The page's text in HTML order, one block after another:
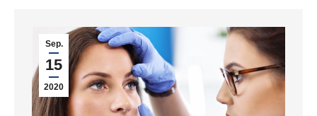
Sep.
15
2020